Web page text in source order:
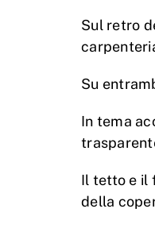
Sul retro
Su
In tema
Il tetto e il
della